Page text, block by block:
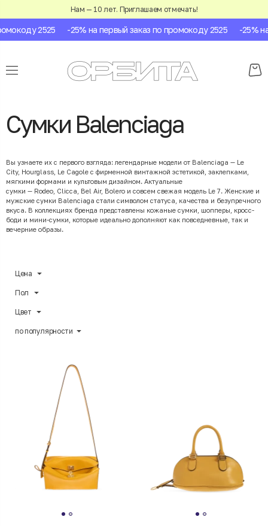
Нам — 10 лет. Приглашаем отмечать!
2525 -25% на первый заказ по промокоду 2525 -25% на
Сумки Balenciaga
Вы узнаете их с первого взгляда: легендарные модели от Balenciaga — Le
City, Hourglass, Le Cagole с фирменной винтажной эстетикой, заклепками,
мягкими формами и культовым дизайном. Актуальные
сумки — Rodeo, Clicca, Bel Air, Bolero и совсем свежая модель Le 7. Женские и
мужские сумки Balenciaga стали символом статуса, качества и безупречного
вкуса. В коллекциях бренда представлены кожаные сумки, шопперы, кросс-
боди и мини-сумки, которые идеально дополняют как повседневные, так и
вечерние образы.
Цена
Пол
Цвет
по популярности